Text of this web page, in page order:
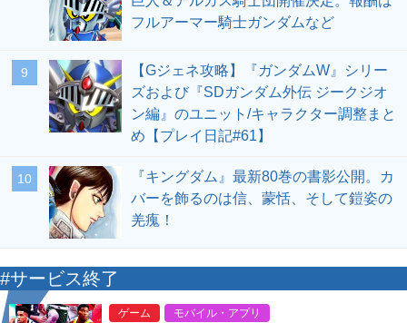
フルアーマー騎士ガンダムなど
9
【Gジェネ攻略】『ガンダムW』シリー
ズおよび『SDガンダム外伝 ジークジオ
ン編』のユニット/キャラクター調整まと
め【プレイ日記#61】
10
『キングダム』最新80巻の書影公開。カ
バーを飾るのは信、蒙恬、そして鎧姿の
羌瘣！
#サービス終了
ゲーム モバイル・アプリ